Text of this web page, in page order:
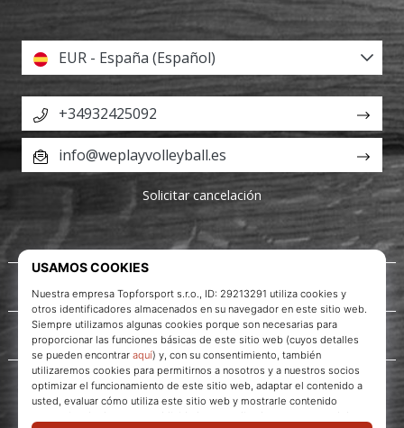
Acerca de nosotros
Servicio al cliente
EUR - España (Español)
+34932425092
info@weplayvolleyball.es
Solicitar cancelación